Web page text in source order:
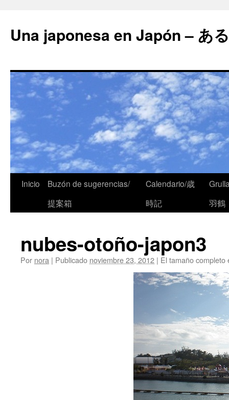
Una japonesa en Japón – あ
Inicio
Buzón de sugerencias/
提案箱
Calendario/歳
時記
羽鶴
nubes-otoño-japon3
Por nora | Publicado noviembre 23, 2012 | El tamaño